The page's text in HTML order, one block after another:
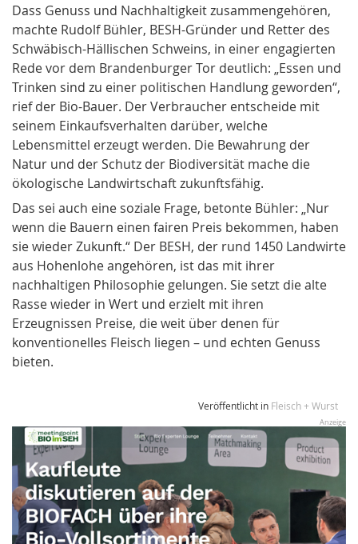
Dass Genuss und Nachhaltigkeit zusammengehören,
machte Rudolf Bühler, BESH-Gründer und Retter des
Schwäbisch-Hällischen Schweins, in einer engagierten
Rede vor dem Brandenburger Tor deutlich: „Essen und
Trinken sind zu einer politischen Handlung geworden“,
rief der Bio-Bauer. Der Verbraucher entscheide mit
seinem Einkaufsverhalten darüber, welche
Lebensmittel erzeugt werden. Die Bewahrung der
Natur und der Schutz der Biodiversität mache die
ökologische Landwirtschaft zukunftsfähig.
Das sei auch eine soziale Frage, betonte Bühler: „Nur
wenn die Bauern einen fairen Preis bekommen, haben
sie wieder Zukunft.“ Der BESH, der rund 1450 Landwirte
aus Hohenlohe angehören, ist das mit ihrer
nachhaltigen Philosophie gelungen. Sie setzt die alte
Rasse wieder in Wert und erzielt mit ihren
Erzeugnissen Preise, die weit über denen für
konventionelles Fleisch liegen – und echten Genuss
bieten.
Veröffentlicht in Fleisch + Wurst
Anzeige